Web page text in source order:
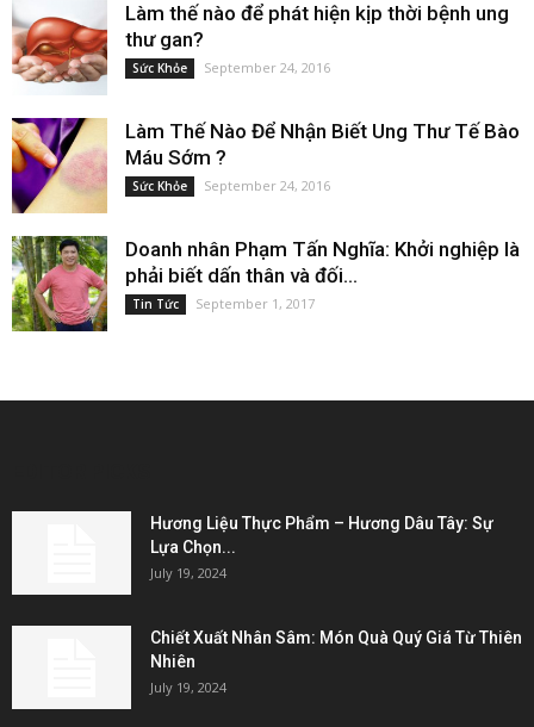
Làm thế nào để phát hiện kịp thời bệnh ung
thư gan?
Sức Khỏe September 24, 2016
Làm Thế Nào Để Nhận Biết Ung Thư Tế Bào
Máu Sớm ?
Sức Khỏe September 24, 2016
Doanh nhân Phạm Tấn Nghĩa: Khởi nghiệp là
phải biết dấn thân và đối...
Tin Tức September 1, 2017
Hương Liệu Thực Phẩm – Hương Dâu Tây: Sự
Lựa Chọn...
July 19, 2024
Chiết Xuất Nhân Sâm: Món Quà Quý Giá Từ Thiên
Nhiên
July 19, 2024